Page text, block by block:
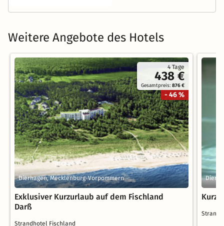
Weitere Angebote des Hotels
4 Tage
438 €
Gesamtpreis:876 €
- 46 %
Dierhagen, Mecklenburg-Vorpommern
Exklusiver Kurzurlaub auf dem Fischland
Darß
Strandhotel Fischland